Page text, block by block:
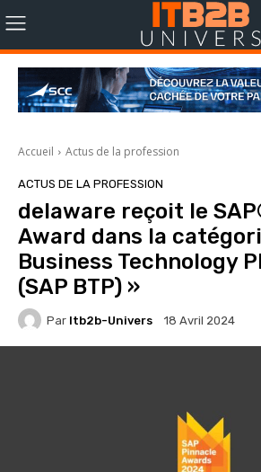
Accueil Actus de la profession
ACTUS DE LA PROFESSION
delaware reçoit le
Award dans la
Business Technology
(SAP BTP) »
Par Itb2b-Univers 18 Avril 2024